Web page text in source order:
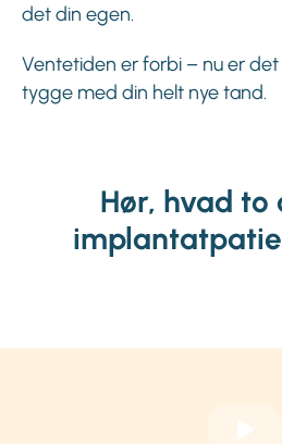
det din egen.
Ventetiden er forbi – nu er
tygge med din helt nye tand.
Hør, hvad to